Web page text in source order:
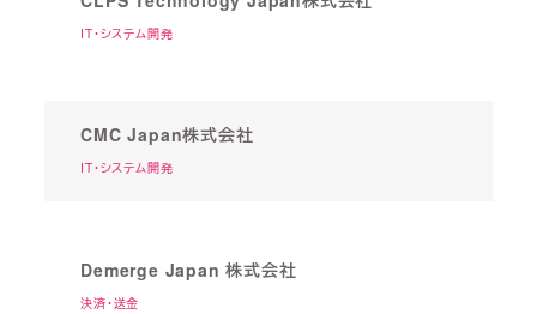
IT・システム開発
CMC Japan株式会社
IT・システム開発
Demerge Japan 株式会社
決済・送金